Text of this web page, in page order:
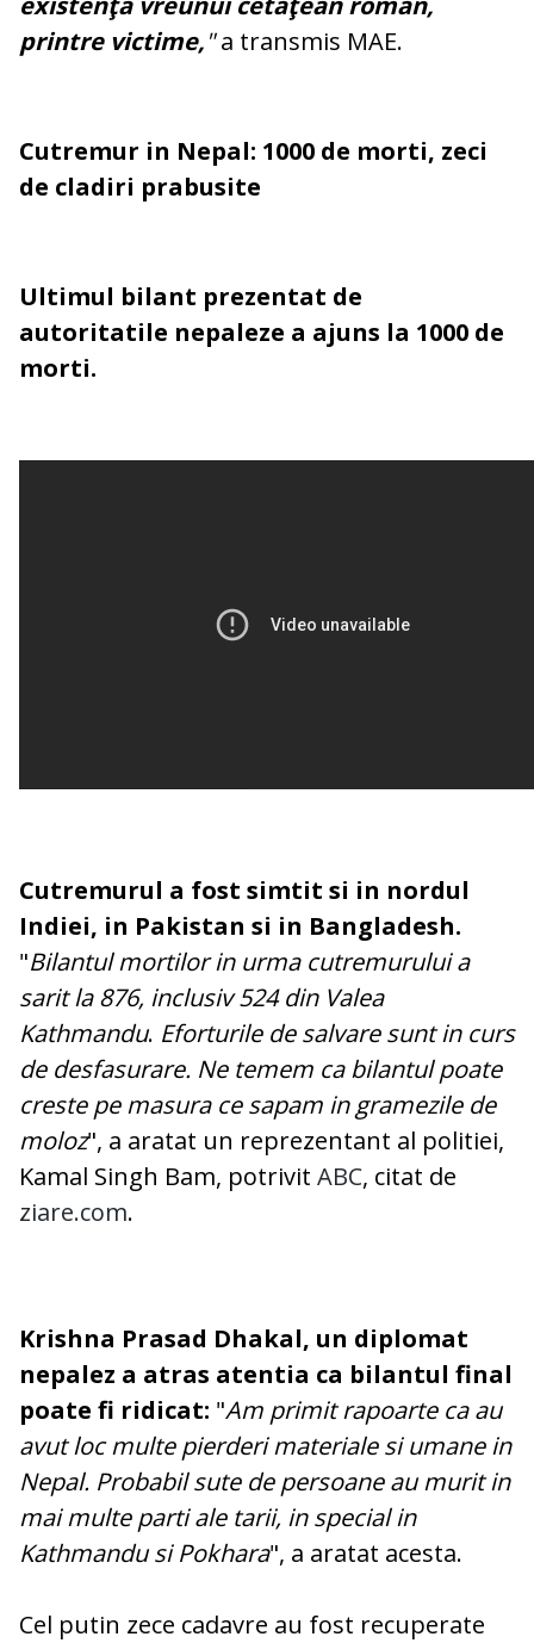
printre victime,"a transmis MAE.
Cutremur in Nepal: 1000 de morti, zeci
de cladiri prabusite
Ultimul bilant prezentat de
autoritatile nepaleze a ajuns la 1000 de
morti.
Cutremurul a fost simtit si in nordul
Indiei, in Pakistan si in Bangladesh.
"Bilantul mortilor in urma cutremurului a
sarit la 876, inclusiv 524 din Valea
Kathmandu. Eforturile de salvare sunt in curs
de desfasurare. Ne temem ca bilantul poate
creste pe masura ce sapam in gramezile de
moloz", a aratat un reprezentant al politiei,
Kamal Singh Bam, potrivit ABC, citat de
ziare.com.
Krishna Prasad Dhakal, un diplomat
nepalez a atras atentia ca bilantul final
poate fi ridicat: "Am primit rapoarte ca au
avut loc multe pierderi materiale si umane in
Nepal. Probabil sute de persoane au murit in
mai multe parti ale tarii, in special in
Kathmandu si Pokhara", a aratat acesta.
Cel putin zece cadavre au fost recuperate